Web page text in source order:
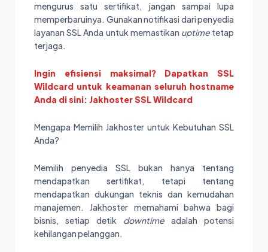
mengurus satu sertifikat, jangan sampai lupa
memperbaruinya. Gunakan notifikasi dari penyedia
layanan SSL Anda untuk memastikan uptimetetap
terjaga.
Ingin efisiensi maksimal? Dapatkan SSL
Wildcard untuk keamanan seluruh hostname
Anda di sini: Jakhoster SSL Wildcard
Mengapa Memilih Jakhoster untuk Kebutuhan SSL
Anda?
Memilih penyedia SSL bukan hanya tentang
mendapatkan sertifikat, tetapi tentang
mendapatkan dukungan teknis dan kemudahan
manajemen. Jakhoster memahami bahwa bagi
bisnis, setiap detik downtime adalah potensi
kehilangan pelanggan.